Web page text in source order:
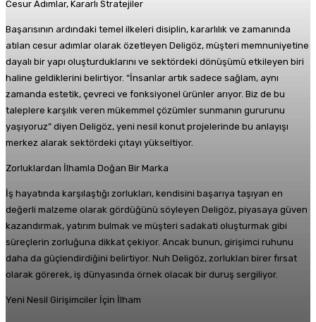
Cesur Adımlar, Kararlı Stratejiler
Başarısının ardındaki temel ilkeleri disiplin, kararlılık ve zamanında
atılan cesur adımlar olarak özetleyen Deligöz, müşteri memnuniyetine
dayalı bir yapı oluşturduklarını ve sektördeki dönüşümü etkileyen biri
haline geldiklerini belirtiyor. “İnsanlar artık sadece sağlam, aynı
zamanda estetik, çevreci ve fonksiyonel ürünler arıyor. Biz de bu
taleplere karşılık veren mükemmel çözümler sunmanın gururunu
yaşıyoruz” diyen Deligöz, yeni nesil konut projelerinde bu anlayışı
merkez alarak sektördeki çıtayı yükseltiyor.
Zorluklardan İlhamla Doğan Bir Marka
İş hayatında karşılaştığı zorlukları, kendisini başarıya taşıyan en
değerli malzeme olarak gördüğünü söyleyen Deligöz, piyasaya güven
kazandırmak, yatırım bulmak ve müşteri sadakati oluşturmak gibi
süreçlerin zorluğuna dikkat çekiyor. Ancak bunun, girişimci ruhunu
daha da güçlendirdiğini belirtiyor. Nuh Deligöz, zorlukları birer fırsat
olarak görerek, iş dünyasında örnek olacak bir duruş sergiliyor.
Yeni Nesil Girişimciler İçin İlham